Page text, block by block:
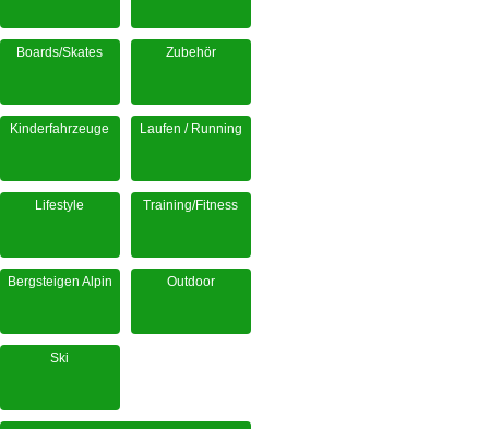
Boards/Skates Zubehör
Kinderfahrzeuge Laufen / Running
Lifestyle Training/Fitness
Bergsteigen Alpin Outdoor
Ski